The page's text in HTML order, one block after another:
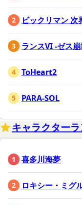
ビックリマン 次
ランスVI -ゼス
ToHeart2
PARA-SOL
キャラクター
喜多川海夢
ロキシー・ミグ